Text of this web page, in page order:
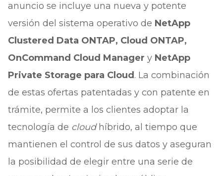
anuncio se incluye una nueva y potente
versión del sistema operativo de NetApp
Clustered Data ONTAP, Cloud ONTAP,
OnCommand Cloud Manager yNetApp
Private Storage para Cloud . La combinación
de estas ofertas patentadas y con patente en
trámite, permite a los clientes adoptar la
tecnología de cloudhíbrido, al tiempo que
mantienen el control de sus datos y aseguran
la posibilidad de elegir entre una serie de